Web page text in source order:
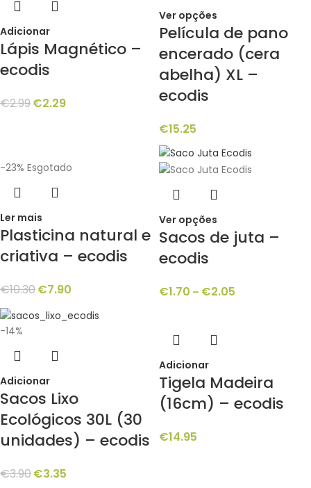
Adicionar
Lápis Magnético –
ecodis
€2.99€2.29
Ver opções
Película de pano
encerado (cera
abelha) XL –
ecodis
€15.25
-23% Esgotado
Ler mais
Plasticina natural e
criativa – ecodis
€10.30€7.90
Ver opções
Sacos de juta –
ecodis
€1.70 – €2.05
-14%
Adicionar
Sacos Lixo
Ecológicos 30L (30
unidades) – ecodis
€3.90€3.35
Adicionar
Tigela Madeira
(16cm) – ecodis
€14.95